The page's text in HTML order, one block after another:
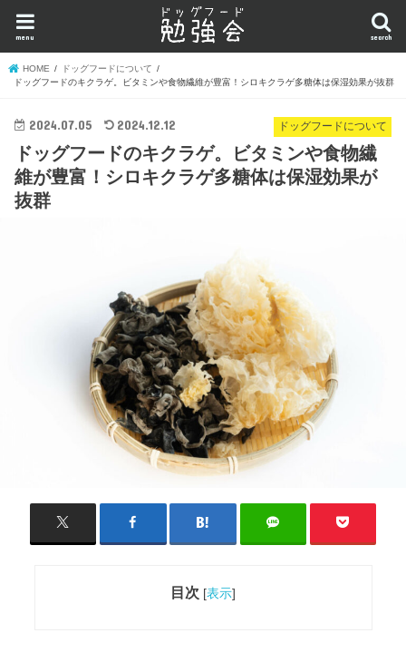
search
menu
HOME
ドッグフードについて
ドッグフードのキクラゲ。ビタミンや食物繊維が豊富！シロキクラゲ多糖体は保湿効果が抜群
ドッグフードについて
2024.07.05 2024.12.12
ドッグフードのキクラゲ。ビタミンや食物繊
維が豊富！シロキクラゲ多糖体は保湿効果が
抜群
目次 [表示]